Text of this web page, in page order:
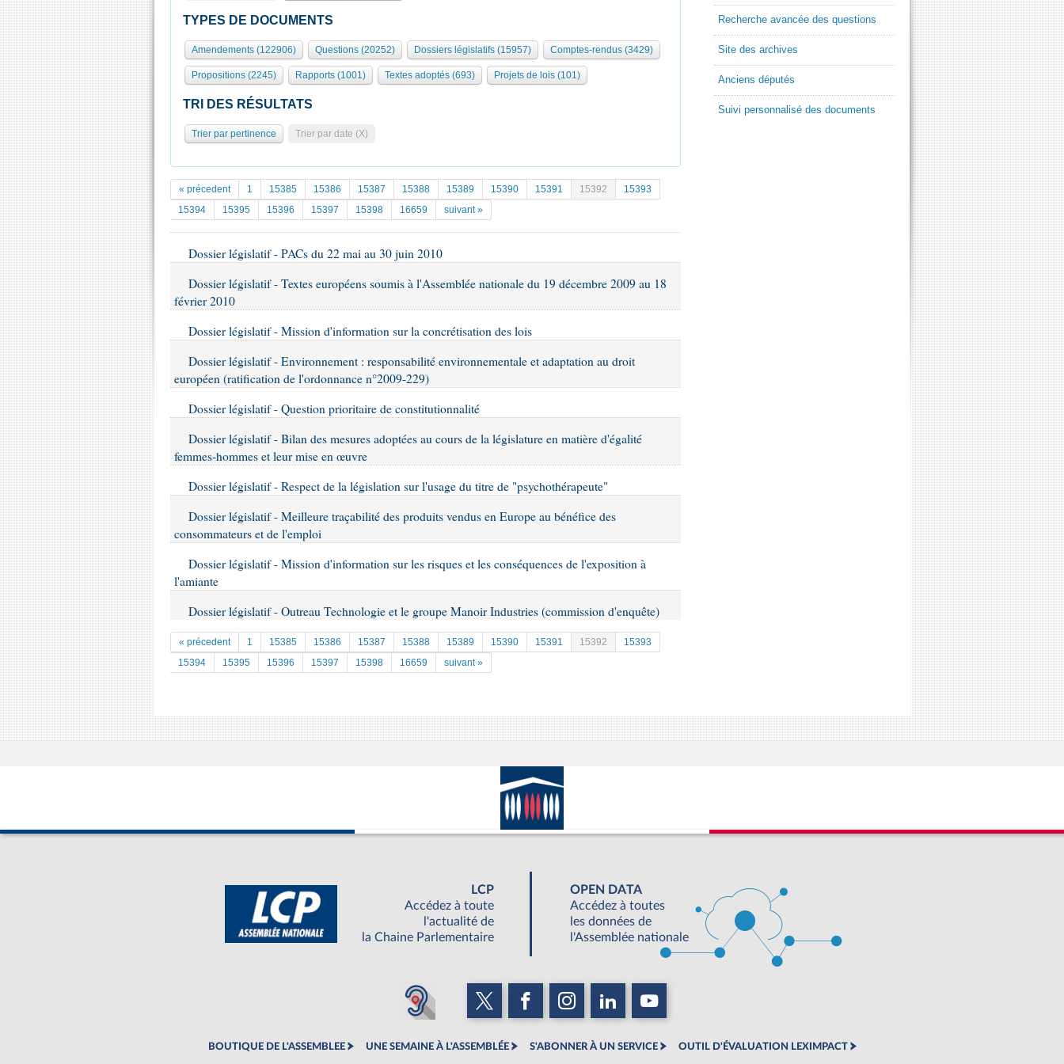
TYPES DE DOCUMENTS
Amendements (122906) Questions (20252) Dossiers législatifs (15957) Comptes-rendus (3429)
Propositions (2245) Rapports (1001) Textes adoptés (693) Projets de lois (101)
TRI DES RÉSULTATS
Trier par pertinence Trier par date (X)
« précedent 1 15385 15386 15387 15388 15389 15390 15391 15392
15393
15394
15395 15396 15397 15398 16659 suivant »
Dossier législatif - PACs du 22 mai au 30 juin 2010
Dossier législatif - Textes européens soumis à l'Assemblée nationale du 19 décembre 2009 au 18
février 2010
Dossier législatif - Mission d'information sur la concrétisation des lois
Dossier législatif - Environnement : responsabilité environnementale et adaptation au droit
européen (ratification de l'ordonnance n°2009-229)
Dossier législatif - Question prioritaire de constitutionnalité
Dossier législatif - Bilan des mesures adoptées au cours de la législature en matière d'égalité
femmes-hommes et leur mise en œuvre
Dossier législatif - Respect de la législation sur l'usage du titre de "psychothérapeute"
Dossier législatif - Meilleure traçabilité des produits vendus en Europe au bénéfice des
consommateurs et de l'emploi
Dossier législatif - Mission d'information sur les risques et les conséquences de l'exposition à
l'amiante
Dossier législatif - Outreau Technologie et le groupe Manoir Industries (commission d'enquête)
« précedent 1 15385 15386 15387 15388 15389 15390 15391 15392
15393
15394
15395 15396 15397 15398 16659 suivant »
Recherche avancée des questions
Site des archives
Anciens députés
Suivi personnalisé des documents
LCP
Accédez à toute
l'actualité de
la Chaine Parlementaire
OPEN DATA
Accédez à toutes
les données de
l'Assemblée nationale
BOUTIQUE DE L'ASSEMBLEE UNE SEMAINE À L'ASSEMBLÉE S'ABONNER À UN SERVICE OUTIL D'ÉVALUATION LEXIMPACT